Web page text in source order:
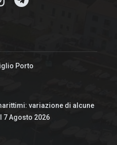
Porto
variazione di alcune
7 Agosto 2026